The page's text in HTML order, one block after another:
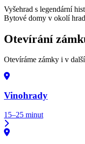
Vyšehrad s legendární
Bytové domy v okolí
Otevírání
Otevíráme zámky i v
Vinohrady
15–25 minut